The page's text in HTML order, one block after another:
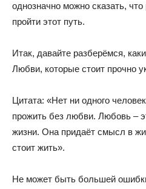
однозначно можно сказать, что
пройти этот путь.
Итак, давайте разберёмся,
Любви, которые стоит прочно
Цитата: «Нет ни одного
прожить без любви. Любовь –
жизни. Она придаёт смысл в
стоит жить».
Не может быть большей